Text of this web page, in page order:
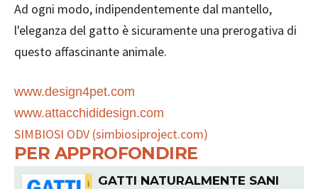
Ad ogni modo, indipendentemente dal mantello,
l'eleganza del gatto è sicuramente una prerogativa di
questo affascinante animale.
www.design4pet.com
www.attacchididesign.com
SIMBIOSI ODV (simbiosiproject.com)
PER APPROFONDIRE
GATTI NATURALMENTE SANI